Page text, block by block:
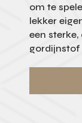
om te
lekker
een
gordijnstof